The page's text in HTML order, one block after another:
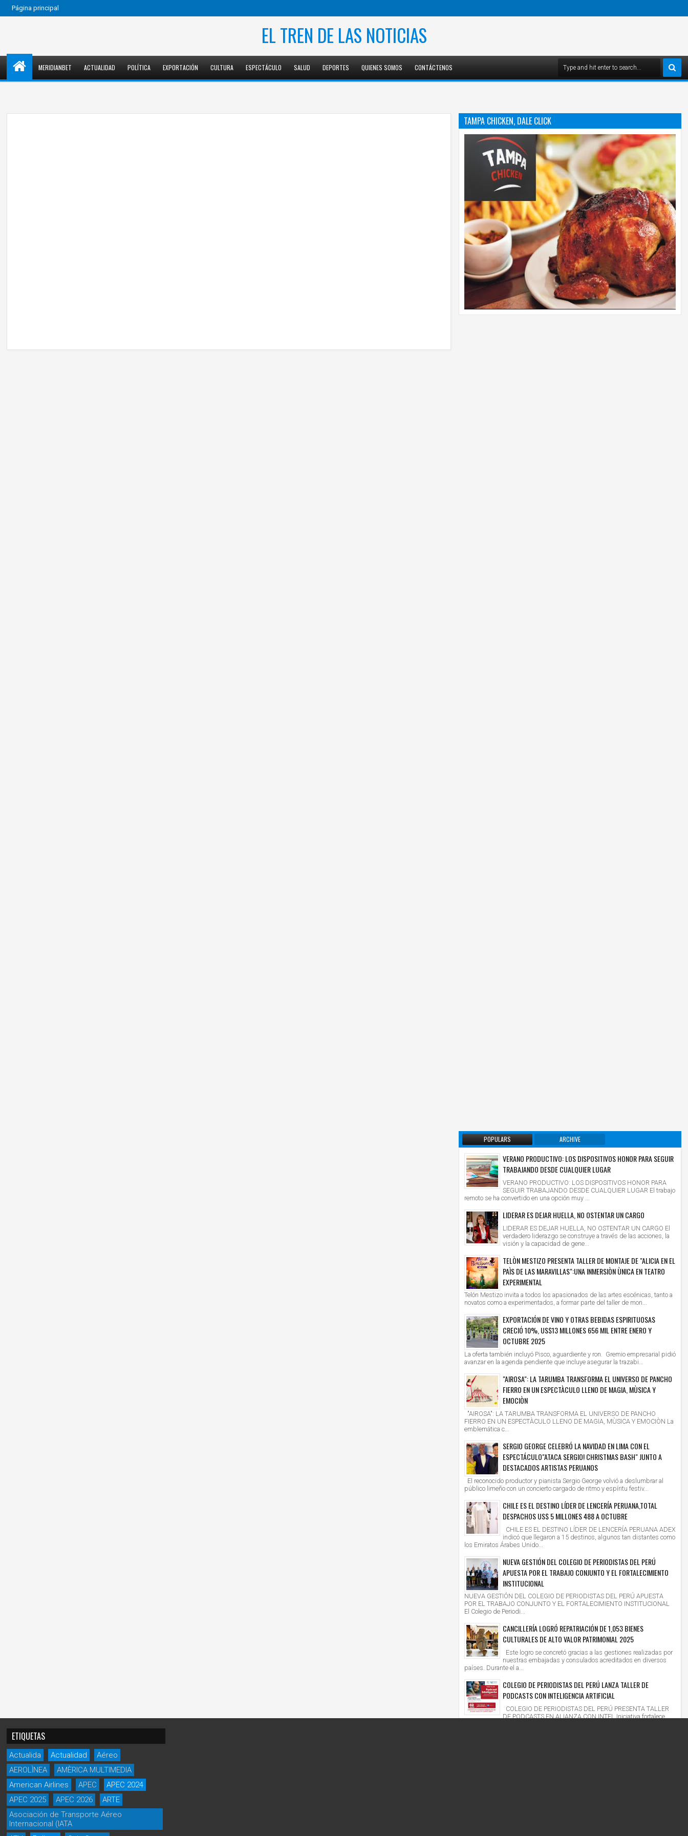
Página principal
EL TREN DE LAS NOTICIAS
MERIDIANBET ACTUALIDAD POLÍTICA EXPORTACIÓN CULTURA ESPECTÁCULO SALUD DEPORTES QUIENES SOMOS CONTÁCTENOS
TAMPA CHICKEN, DALE CLICK
POPULARS ARCHIVE
VERANO PRODUCTIVO: LOS DISPOSITIVOS HONOR PARA SEGUIR
TRABAJANDO DESDE CUALQUIER LUGAR
VERANO PRODUCTIVO: LOS DISPOSITIVOS HONOR PARA
SEGUIR TRABAJANDO DESDE CUALQUIER LUGAR El trabajo
remoto se ha convertido en una opción muy ...
LIDERAR ES DEJAR HUELLA, NO OSTENTAR UN CARGO
LIDERAR ES DEJAR HUELLA, NO OSTENTAR UN CARGO El
verdadero liderazgo se construye a través de las acciones, la
visión y la capacidad de gene...
TELÒN MESTIZO PRESENTA TALLER DE MONTAJE DE "ALICIA EN EL
PAÌS DE LAS MARAVILLAS":UNA INMERSIÒN ÙNICA EN TEATRO
EXPERIMENTAL
Telón Mestizo invita a todos los apasionados de las artes escénicas, tanto a
novatos como a experimentados, a formar parte del taller de mon...
EXPORTACIÓN DE VINO Y OTRAS BEBIDAS ESPIRITUOSAS
CRECIÓ 10%, US$13 MILLONES 656 MIL ENTRE ENERO Y
OCTUBRE 2025
La oferta también incluyó Pisco, aguardiente y ron. Gremio empresarial pidió
avanzar en la agenda pendiente que incluye asegurar la trazabi...
"AIROSA": LA TARUMBA TRANSFORMA EL UNIVERSO DE PANCHO
FIERRO EN UN ESPECTÀCULO LLENO DE MAGIA, MÙSICA Y
EMOCIÒN
"AIROSA": LA TARUMBA TRANSFORMA EL UNIVERSO DE PANCHO
FIERRO EN UN ESPECTÀCULO LLENO DE MAGIA, MÙSICA Y EMOCIÒN La
emblemática c...
SERGIO GEORGE CELEBRÓ LA NAVIDAD EN LIMA CON EL
ESPECTÁCULO"ATACA SERGIO! CHRISTMAS BASH" JUNTO A
DESTACADOS ARTISTAS PERUANOS
El reconocido productor y pianista Sergio George volvió a deslumbrar al
público limeño con un concierto cargado de ritmo y espíritu festiv...
CHILE ES EL DESTINO LÍDER DE LENCERÍA PERUANA,TOTAL
DESPACHOS US$ 5 MILLONES 488 A OCTUBRE
CHILE ES EL DESTINO LÍDER DE LENCERÍA PERUANA ADEX
indicó que llegaron a 15 destinos, algunos tan distantes como
los Emiratos Árabes Unido...
NUEVA GESTIÓN DEL COLEGIO DE PERIODISTAS DEL PERÚ
APUESTA POR EL TRABAJO CONJUNTO Y EL FORTALECIMIENTO
INSTITUCIONAL
NUEVA GESTIÓN DEL COLEGIO DE PERIODISTAS DEL PERÚ APUESTA
POR EL TRABAJO CONJUNTO Y EL FORTALECIMIENTO INSTITUCIONAL
El Colegio de Periodi...
CANCILLERÍA LOGRÓ REPATRIACIÓN DE 1,053 BIENES
CULTURALES DE ALTO VALOR PATRIMONIAL 2025
Este logro se concretó gracias a las gestiones realizadas por
nuestras embajadas y consulados acreditados en diversos
países. Durante el a...
COLEGIO DE PERIODISTAS DEL PERÚ LANZA TALLER DE
PODCASTS CON INTELIGENCIA ARTIFICIAL
COLEGIO DE PERIODISTAS DEL PERÚ PRESENTA TALLER
DE PODCASTS EN ALIANZA CON INTEL Iniciativa fortalece
ETIQUETAS
Actualida Actualidad
Aéreo
AEROLÌNEA
AMÈRICA MULTIMEDIA
American Airlines
APEC
APEC 2024
APEC 2025
APEC 2026
ARTE
Asociación de Transporte Aéreo
Internacional (IATA